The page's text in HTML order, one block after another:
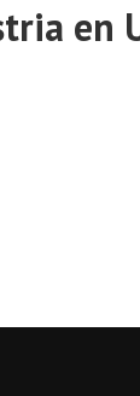
en